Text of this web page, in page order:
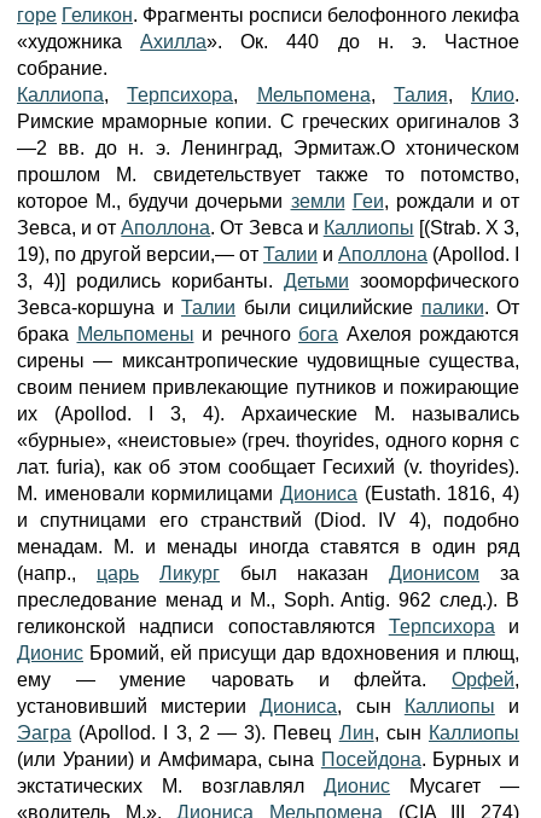
горе Геликон. Фрагменты росписи белофонного лекифа
«художникаАхилла». Ок. 440 до н. э. Частное
собрание.
Каллиопа,Терпсихора, Мельпомена, Талия, Клио.
Римские мраморные копии. С греческих оригиналов 3
—2 вв. до н. э. Ленинград, Эрмитаж.О хтоническом
прошлом М. свидетельствует также то потомство,
которое М., будучи дочерьми земли Геи, рождали и от
Зевса, и отАполлона. От Зевса и Каллиопы [(Strab. X 3,
19), по другой версии,— от Талии и Аполлона (Apollod. I
3, 4)] родились корибанты. Детьми зооморфического
Зевса-коршуна и Талии были сицилийские палики. От
брака Мельпомены и речного бога Ахелоя рождаются
сирены — миксантропические чудовищные существа,
своим пением привлекающие путников и пожирающие
их (Apollod. I 3, 4). Архаические М. назывались
«бурные», «неистовые» (греч. thoyrides, одного корня с
лат. furia), как об этом сообщает Гесихий (v. thoyrides).
M. именовали кормилицами Диониса (Eustath. 1816, 4)
и спутницами его странствий (Diod. IV 4), подобно
менадам. М. и менады иногда ставятся в один ряд
(напр., царь Ликург был наказан Дионисом за
преследование менад и М., Soph. Antig. 962 след.). В
геликонской надписи сопоставляются Терпсихора и
Дионис Бромий, ей присущи дар вдохновения и плющ,
ему — умение чаровать и флейта. Орфей,
установивший мистерииДиониса, сын Каллиопы и
Эагра (Apollod. I 3, 2 — 3). Певец Лин, сын Каллиопы
(или Урании) и Амфимара, сына Посейдона. Бурных и
экстатических М. возглавлял Дионис Мусагет —
«водитель М.».Диониса Мельпомена (CIA III 274)